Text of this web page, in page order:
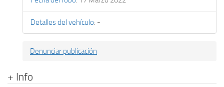
Detalles del vehículo: -
Denunciar publicación
+ Info